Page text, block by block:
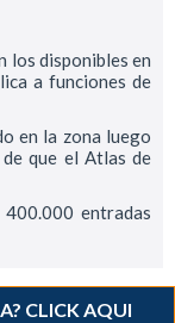
los disponibles en
a funciones de
en la zona luego
que el Atlas de
entradas
CLICK AQUI